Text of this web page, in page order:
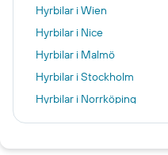
Hyrbilar i Wien
Hyrbilar i Nice
Hyrbilar i Malmö
Hyrbilar i Stockholm
Hyrbilar i Norrköping
Hyrbilar i Fez